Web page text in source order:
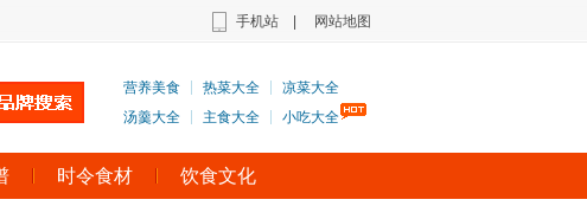
手机站 网站地图
营养美食 热菜大全
凉菜大全
汤羹大全
主食大全 小吃大全
时令食材 饮食文化